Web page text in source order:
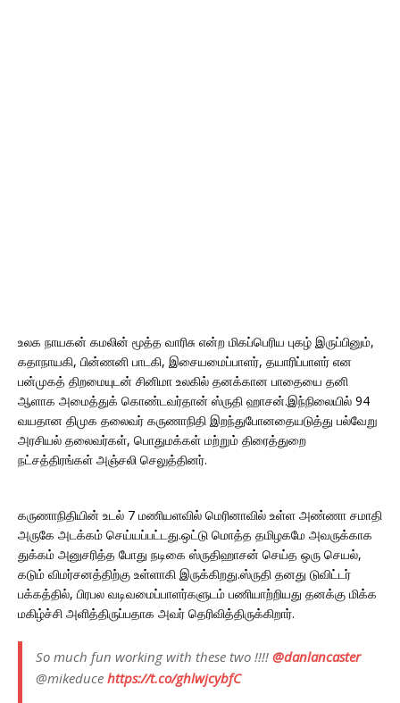
உலக நாயகன் கமலின் மூத்த வாரிசு என்ற மிகப்பெரிய புகழ் இருப்பினும்,
கதாநாயகி, பின்ணனி பாடகி, இசையமைப்பாளர், தயாரிப்பாளர் என
பன்முகத் திறமையுடன் சினிமா உலகில் தனக்கான பாதையை தனி
ஆளாக அமைத்துக் கொண்டவர்தான் ஸ்ருதி ஹாசன்.இந்நிலையில் 94
வயதான திமுக தலைவர் கருணாநிதி இறந்துபோனதையடுத்து பல்வேறு
அரசியல் தலைவர்கள், பொதுமக்கள் மற்றும் திரைத்துறை
நட்சத்திரங்கள் அஞ்சலி செலுத்தினர்.
கருணாநிதியின் உடல் 7 மணியளவில் மெரினாவில் உள்ள அண்ணா சமாதி
அருகே அடக்கம் செய்யப்பட்டது.ஒட்டு மொத்த தமிழகமே அவருக்காக
துக்கம் அனுசரித்த போது நடிகை ஸ்ருதிஹாசன் செய்த ஒரு செயல்,
கடும் விமர்சனத்திற்கு உள்ளாகி இருக்கிறது.ஸ்ருதி தனது டுவிட்டர்
பக்கத்தில், பிரபல வடிவமைப்பாளர்களுடம் பணியாற்றியது தனக்கு மிக்க
மகிழ்ச்சி அளித்திருப்பதாக அவர் தெரிவித்திருக்கிறார்.
So much fun working with these two !!!! @danlancaster
@mikeduce https://t.co/ghlwjcybfC